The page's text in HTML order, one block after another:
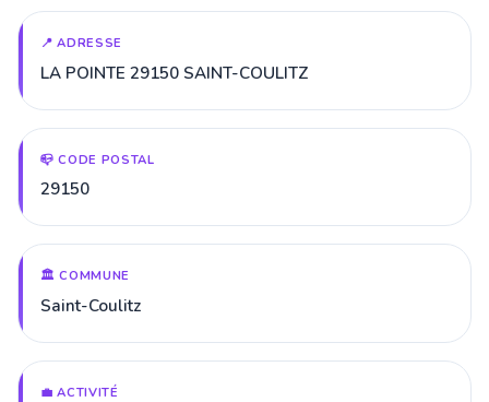
📍 ADRESSE
LA POINTE 29150 SAINT-COULITZ
📪 CODE POSTAL
29150
🏛️ COMMUNE
Saint-Coulitz
💼 ACTIVITÉ